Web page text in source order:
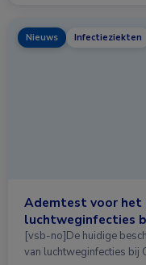
Nieuws Infectieziekten
Ademtest voor het
luchtweginfecties
[vsb-no]De huidige
van luchtweginfecties bij